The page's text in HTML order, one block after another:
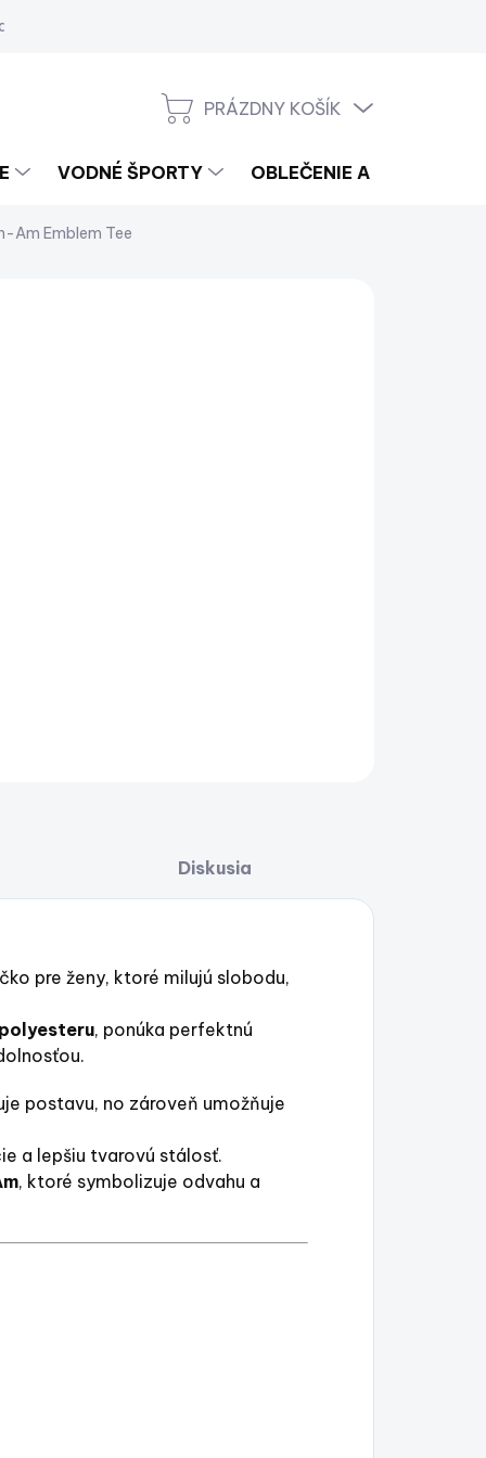
NÁKUPNÝ
PRÁZDNY KOŠÍK
VODNÉ ŠPORTY OBLEČENIE A LIFESTYLE
Am Emblem Tee
Diskusia
pre ženy, ktoré milujú slobodu,
, ponúka perfektnú
postavu, no zároveň umožňuje
a lepšiu tvarovú stálosť.
, ktoré symbolizuje odvahu a